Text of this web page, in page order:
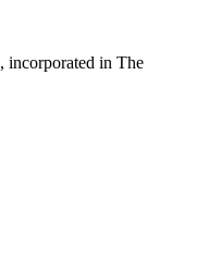
incorporated in The